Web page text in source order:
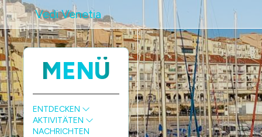
Vedi Venetia
MENÜ
ENTDECKEN
AKTIVITÄTEN
NACHRICHTEN